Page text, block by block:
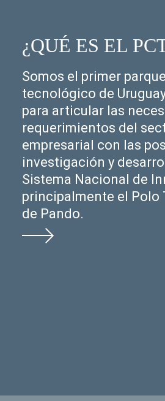
¿QUÉ ES EL
Somos el primer
tecnológico de
para articular las
requerimientos del
empresarial con las
investigación y
Sistema Nacional de
principalmente el Polo
de Pando.